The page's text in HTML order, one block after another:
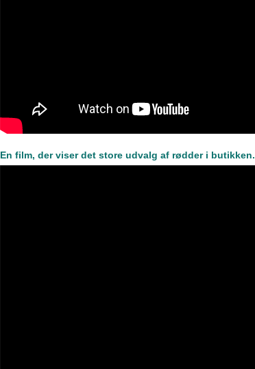
En film, der viser det store udvalg af rødder i butikken.